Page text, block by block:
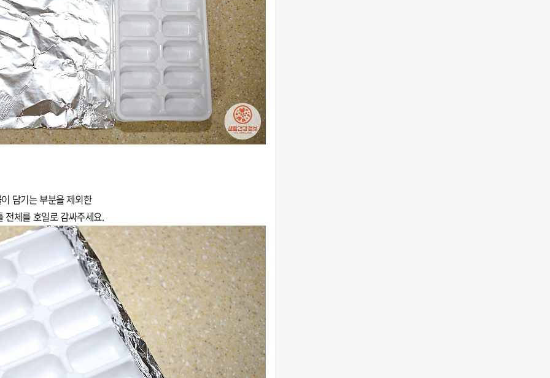
담기는 부분을 제외한
전체를 호일로 감싸주세요.